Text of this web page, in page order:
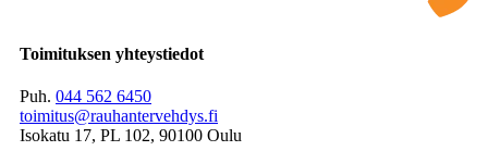
Toimituksen yhteystiedot
Puh. 044 562 6450
toimitus@rauhantervehdys.fi
Isokatu 17, PL 102, 90100 Oulu